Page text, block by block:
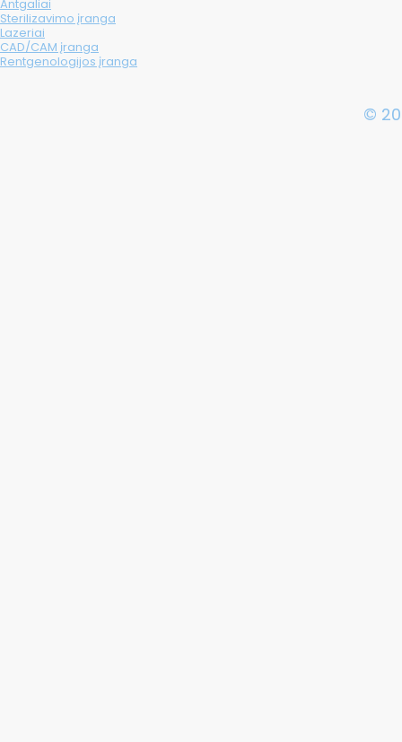
Antgaliai
Sterilizavimo įranga
Lazeriai
CAD/CAM įranga
Rentgenologijos įranga
©